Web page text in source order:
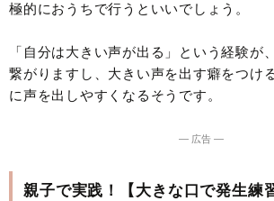
極的におうちで行うといいでしょう。
「自分は大きい声が出る」という経験が
繋がりますし、大きい声を出す癖をつけ
に声を出しやすくなるそうです。
― 広告 ―
親子で実践！【大きな口で発生練